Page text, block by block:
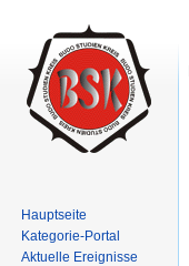
Hauptseite
Kategorie-Portal
Aktuelle Ereignisse